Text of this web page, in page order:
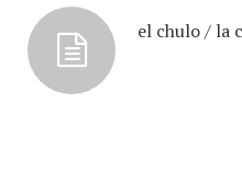
el chulo / la